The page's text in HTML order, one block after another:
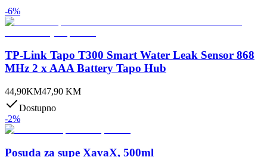
-6%
TP-Link Tapo T300 Smart Water Leak Sensor 868
MHz 2 x AAA Battery Tapo Hub
44,90KM47,90 KM
Dostupno
-2%
Posuda za supe XavaX, 500ml